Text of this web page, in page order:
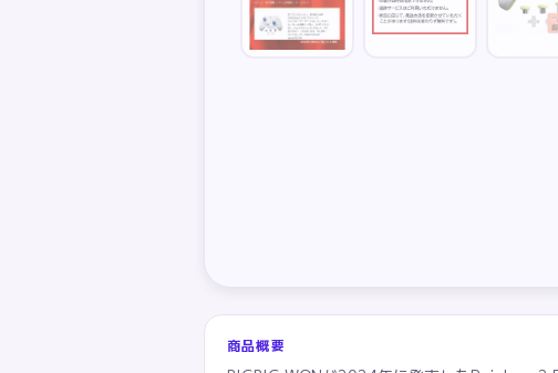
商品概要